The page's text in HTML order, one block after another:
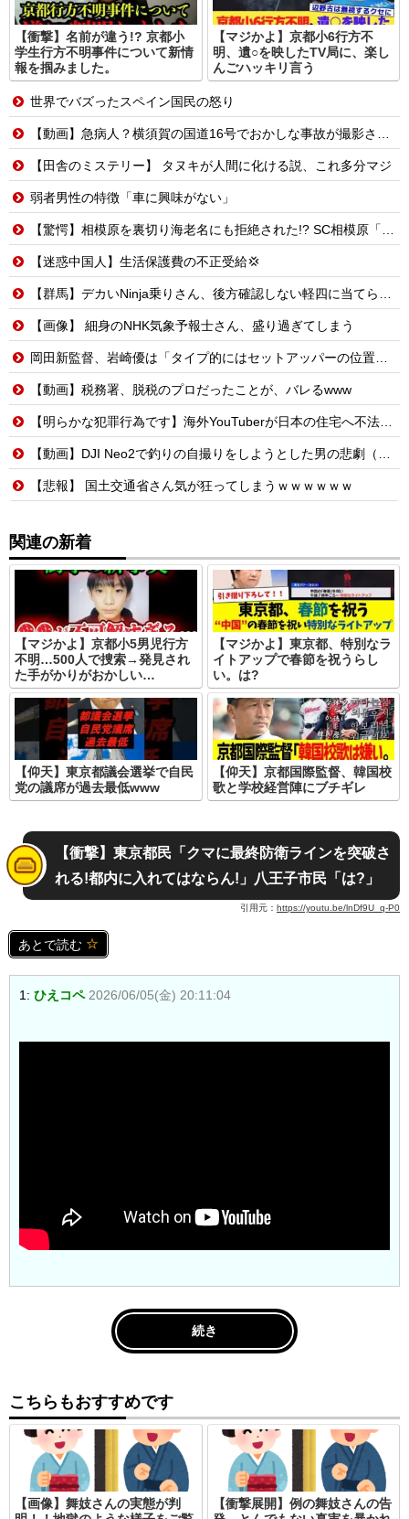
【衝撃】名前が違う!? 京都小
学生行方不明事件について新情
報を掴みました。
【マジかよ】京都小6行方不
明、遺○を映したTV局に、楽し
んごハッキリ言う
世界でバズったスペイン国民の怒り
【動画】急病人？横須賀の国道16号でおかしな事故が撮影される。
【田舎のミステリー】 タヌキが人間に化ける説、これ多分マジ
弱者男性の特徴「車に興味がない」
【驚愕】相模原を裏切り海老名にも拒絶された!? SC相模原「移転騒動」の悲惨な結末
【迷惑中国人】生活保護費の不正受給💢
【群馬】デカいNinja乗りさん、後方確認しない軽四に当てられてしまう。
【画像】 細身のNHK気象予報士さん、盛り過ぎてしまう
岡田新監督、岩崎優は「タイプ的にはセットアッパーの位置が一番合うてる」←おーん
【動画】税務署、脱税のプロだったことが、バレるwww
【明らかな犯罪行為です】海外YouTuberが日本の住宅へ不法侵入する動画を投稿
【動画】DJI Neo2で釣りの自撮りをしようとした男の悲劇（ノ∇`）
【悲報】 国土交通省さん気が狂ってしまうｗｗｗｗｗｗ
関連の新着
【マジかよ】京都小5男児行方
不明…500人で捜索→発見され
た手がかりがおかしい…
【マジかよ】東京都、特別なラ
イトアップで春節を祝うらし
い。は?
【仰天】東京都議会選挙で自民
党の議席が過去最低www
【仰天】京都国際監督、韓国校
歌と学校経営陣にブチギレ
【衝撃】東京都民「クマに最終防衛ラインを突破さ
れる!都内に入れてはならん!」八王子市民「は?」
引用元： https://youtu.be/lnDf9U_q-P0
あとで読む
1: ひえコペ 2026/06/05(金) 20:11:04
続き
こちらもおすすめです
【画像】舞妓さんの実態が判
【衝撃展開】例の舞妓さんの告